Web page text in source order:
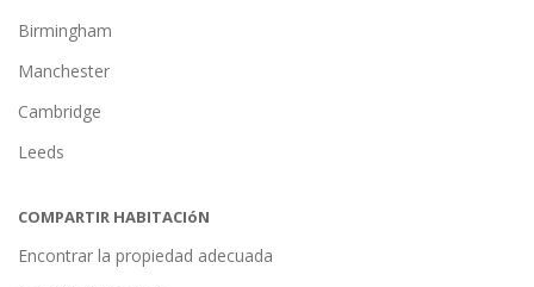
Birmingham
Manchester
Cambridge
Leeds
COMPARTIR HABITACIóN
Encontrar la propiedad adecuada